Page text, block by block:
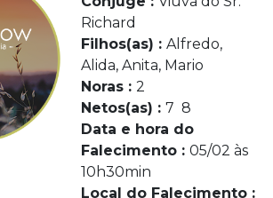
Richard
Filhos(as) : Alfredo,
Alida, Anita, Mario
Noras : 2
Netos(as) : 7 8
Data e hora do
Falecimento : 05/02 às
10h30min
Local do Falecimento :